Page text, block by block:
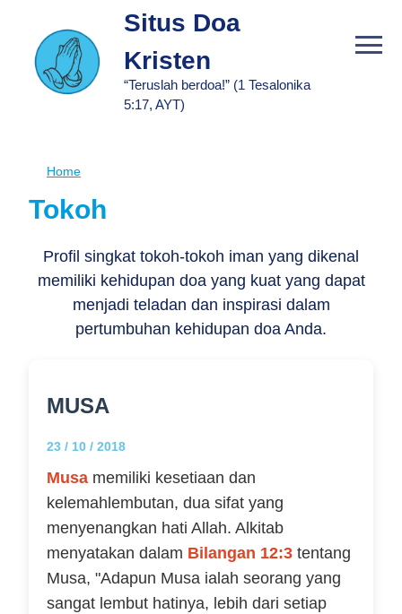
main
content
Situs Doa
Kristen
“Teruslah berdoa!” (1 Tesalonika
5:17, AYT)
Home
Tokoh
Profil singkat tokoh-tokoh iman yang dikenal
memiliki kehidupan doa yang kuat yang dapat
menjadi teladan dan inspirasi dalam
pertumbuhan kehidupan doa Anda.
MUSA
23 / 10 / 2018
Musa memiliki kesetiaan dan
kelemahlembutan, dua sifat yang
menyenangkan hati Allah. Alkitab
menyatakan dalam Bilangan 12:3 tentang
Musa, "Adapun Musa ialah seorang yang
sangat lembut hatinya, lebih dari setiap